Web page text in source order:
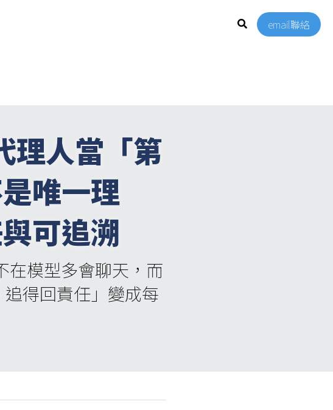
email聯絡
理人當「第
唯一理
可追溯
在模型多會聊天，而
得回責任」變成每